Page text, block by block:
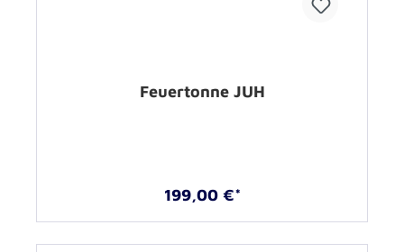
Feuertonne JUH
199,00 €*